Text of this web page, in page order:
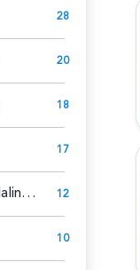
28
20
18
17
Belçika Kurdu Malinois 12
10